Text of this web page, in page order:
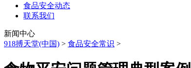
食品安全动态
联系我们
新闻中心
918搏天堂(中国) > 食品安全常识 >